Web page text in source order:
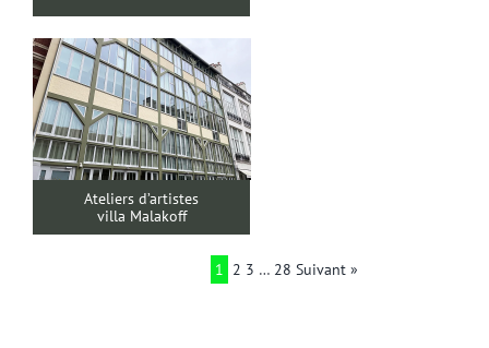
Ateliers d’artistes
villa Malakoff
1 2 3 … 28 Suivant »